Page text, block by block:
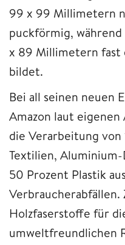
99 x 99 Millimetern
puckförmig,
x 89 Millimetern fast
bildet.
Bei all seinen neuen
Amazon laut
die Verarbeitung
Textilien,
50 Prozent Plastik
Verbraucherabfällen.
Holzfaserstoffe für
umweltfreundlichen